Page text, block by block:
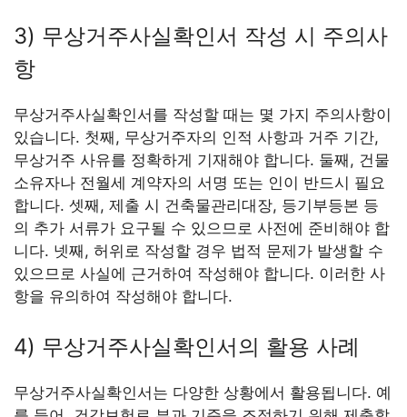
3) 무상거주사실확인서 작성 시 주의사
항
무상거주사실확인서를 작성할 때는 몇 가지 주의사항이
있습니다. 첫째, 무상거주자의 인적 사항과 거주 기간,
무상거주 사유를 정확하게 기재해야 합니다. 둘째, 건물
소유자나 전월세 계약자의 서명 또는 인이 반드시 필요
합니다. 셋째, 제출 시 건축물관리대장, 등기부등본 등
의 추가 서류가 요구될 수 있으므로 사전에 준비해야 합
니다. 넷째, 허위로 작성할 경우 법적 문제가 발생할 수
있으므로 사실에 근거하여 작성해야 합니다. 이러한 사
항을 유의하여 작성해야 합니다.
4) 무상거주사실확인서의 활용 사례
무상거주사실확인서는 다양한 상황에서 활용됩니다. 예